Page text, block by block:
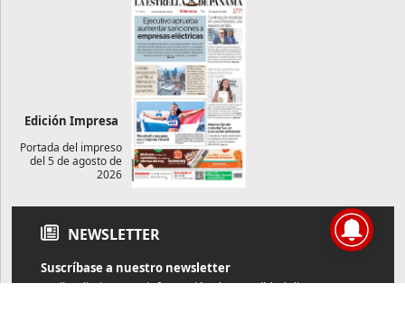
Edición Impresa
Portada del impreso
del 5 de agosto de
2026
NEWSLETTER
Suscríbase a nuestro newsletter
Reciba diariamente información de actualidad directamente en